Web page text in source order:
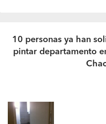
10 personas ya han
pintar departamento